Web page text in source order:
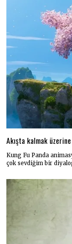
Akışta kalmak üzerine
Kung Fu Panda
çok sevdiğim bir